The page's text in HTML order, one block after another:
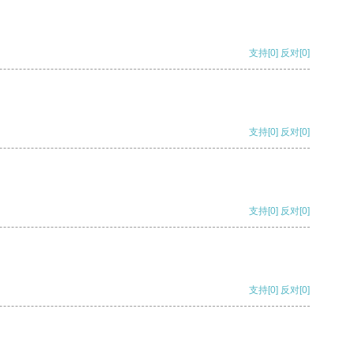
支持[0] 反对[0]
支持[0] 反对[0]
支持[0] 反对[0]
支持[0] 反对[0]